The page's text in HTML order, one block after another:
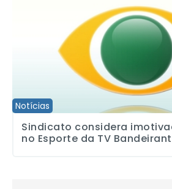
Notícias
Sindicato considera
no Esporte da TV